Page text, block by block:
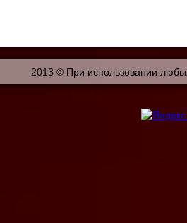
2013 © При использовании